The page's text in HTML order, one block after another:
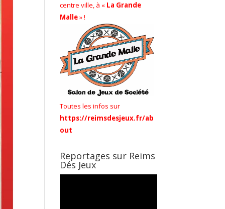
centre ville, à « La Grande
Malle» !
Toutes les infos sur
https://reimsdesjeux.fr/ab
out
Reportages sur Reims
Dés Jeux